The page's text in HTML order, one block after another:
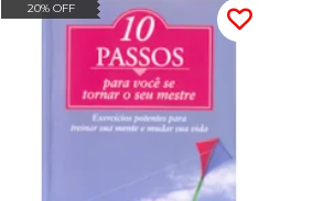
20% OFF